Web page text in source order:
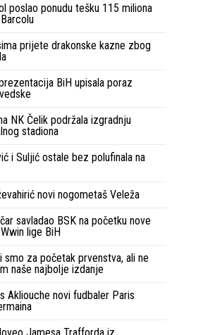
poslao ponudu tešku 115 miliona
prijete drakonske kazne zbog
BiH upisala poraz
NK Čelik podržala izgradnju
stadiona
i Suljić ostale bez polufinala na
novi nogometaš Veleža
savladao BSK na početku nove
lige BiH
smo za početak prvenstva, ali ne
naše najbolje izdanje
Akliouche novi fudbaler Paris
Jamesa Trafforda iz